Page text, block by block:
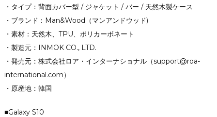
・タイプ：背面カバー型 / ジャケット / バー / 天然木製ケース
・ブランド：Man&Wood（マンアンドウッド)
・素材：天然木、TPU、ポリカーボネート
・製造元：INMOK CO., LTD.
・発売元：株式会社ロア・インターナショナル（support@roa-
international.com）
・原産地：韓国
■Galaxy S10